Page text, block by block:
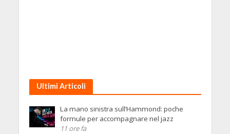
Ultimi Articoli
La mano sinistra sull’Hammond: poche
formule per accompagnare nel jazz
11 ore fa